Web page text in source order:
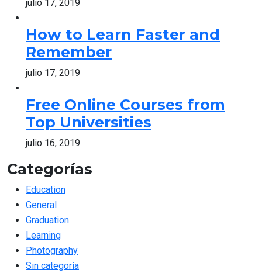
julio 17, 2019
How to Learn Faster and
Remember
julio 17, 2019
Free Online Courses from
Top Universities
julio 16, 2019
Categorías
Education
General
Graduation
Learning
Photography
Sin categoría